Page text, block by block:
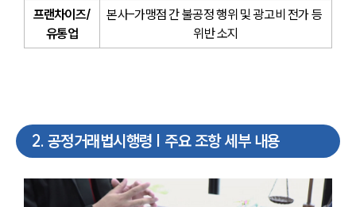
프랜차이즈/
유통업
본사-가맹점 간 불공정 행위 및 광고비 전가 등
위반 소지
2. 공정거래법시행령 | 주요 조항 세부 내용